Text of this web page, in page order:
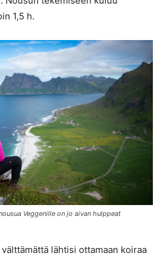
1,5 h.
Veggenille on jo aivan hulppeat
lähtisi ottamaan koiraa